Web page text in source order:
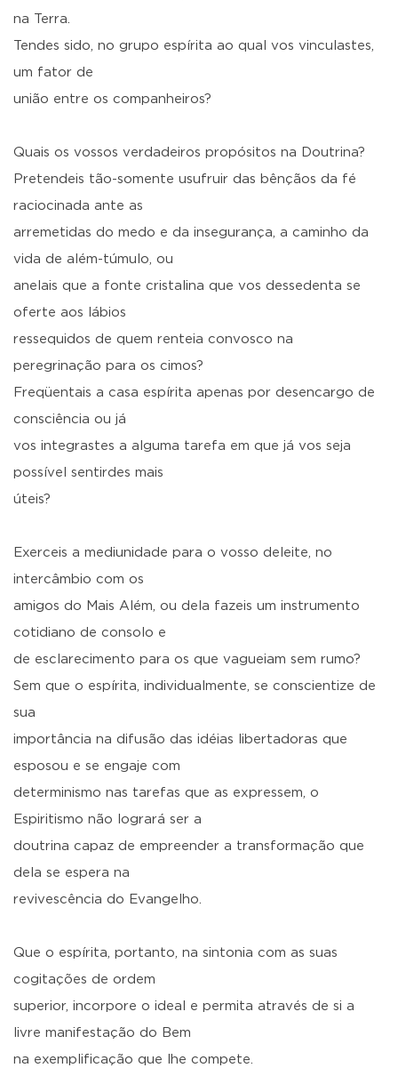
na Terra.
Tendes sido, no grupo espírita ao qual vos vinculastes,
um fator de
união entre os companheiros?
Quais os vossos verdadeiros propósitos na Doutrina?
Pretendeis tão-somente usufruir das bênçãos da fé
raciocinada ante as
arremetidas do medo e da insegurança, a caminho da
vida de além-túmulo, ou
anelais que a fonte cristalina que vos dessedenta se
oferte aos lábios
ressequidos de quem renteia convosco na
peregrinação para os cimos?
Freqüentais a casa espírita apenas por desencargo de
consciência ou já
vos integrastes a alguma tarefa em que já vos seja
possível sentirdes mais
úteis?
Exerceis a mediunidade para o vosso deleite, no
intercâmbio com os
amigos do Mais Além, ou dela fazeis um instrumento
cotidiano de consolo e
de esclarecimento para os que vagueiam sem rumo?
Sem que o espírita, individualmente, se conscientize de
sua
importância na difusão das idéias libertadoras que
esposou e se engaje com
determinismo nas tarefas que as expressem, o
Espiritismo não logrará ser a
doutrina capaz de empreender a transformação que
dela se espera na
revivescência do Evangelho.
Que o espírita, portanto, na sintonia com as suas
cogitações de ordem
superior, incorpore o ideal e permita através de si a
livre manifestação do Bem
na exemplificação que lhe compete.